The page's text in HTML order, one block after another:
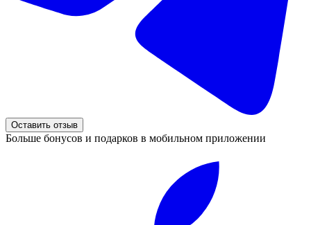
Оставить отзыв
Больше бонусов и подарков в мобильном приложении